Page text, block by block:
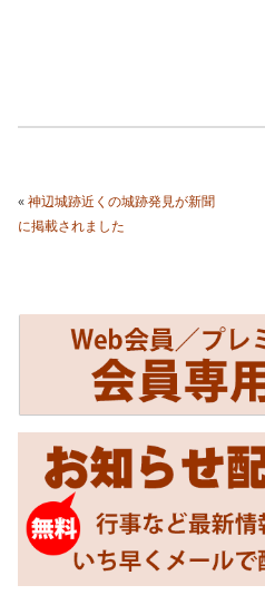
«神辺城跡近くの城跡発見が新聞
に掲載されました